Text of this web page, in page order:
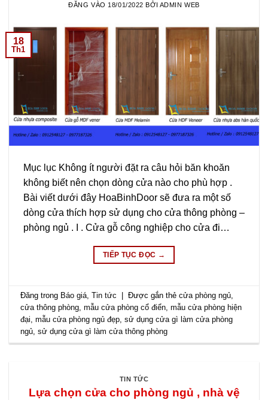
ĐĂNG VÀO 18/01/2022 BỞI ADMIN WEB
18
Th1
Mục lục Không ít người đặt ra câu hỏi băn khoăn
không biết nên chọn dòng cửa nào cho phù hợp .
Bài viết dưới đây HoaBinhDoor sẽ đưa ra một số
dòng cửa thích hợp sử dụng cho cửa thông phòng –
phòng ngủ . I . Cửa gỗ công nghiệp cho cửa đi…
TIẾP TỤC ĐỌC →
Đăng trong Báo giá,Tin tức Được gắn thẻcửa phòng ngủ,
cửa thông phòng,mẫu cửa phòng cổ điển,mẫu cửa phòng hiện
đại,mẫu cửa phòng ngủ đẹp,sử dụng cửa gì làm cửa phòng
ngủ,sử dụng cửa gì làm cửa thông phòng
TIN TỨC
Lựa chọn cửa cho phòng ngủ , nhà vệ